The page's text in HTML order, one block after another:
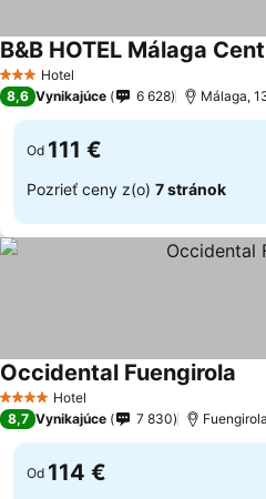
3 Počet hviezdičiek
Hotel
B&B HOTEL Málaga
8,6 Vynikajúce 6 628 Málaga,
Od 111 €
Pozrieť ceny z(o) 7 stránok
4 Počet hviezdičiek
Hotel
Occidental Fuengirola
8,7 Vynikajúce 7 830
Od 114 €